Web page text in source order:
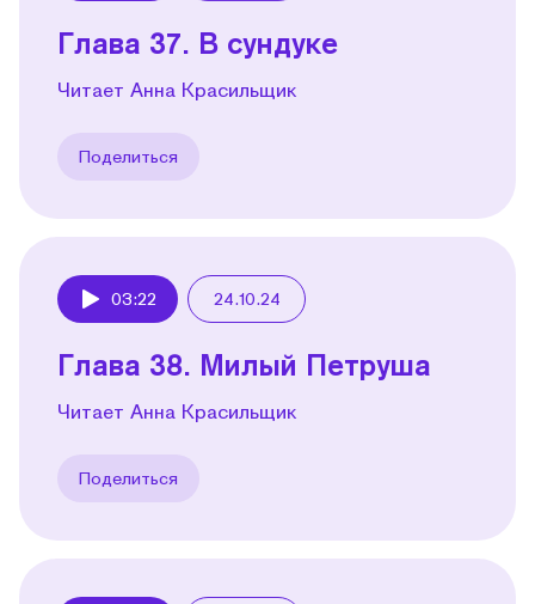
Глава 37. В сундуке
Читает Анна Красильщик
Поделиться
03:22 24.10.24
Глава 38. Милый Петруша
Читает Анна Красильщик
Поделиться